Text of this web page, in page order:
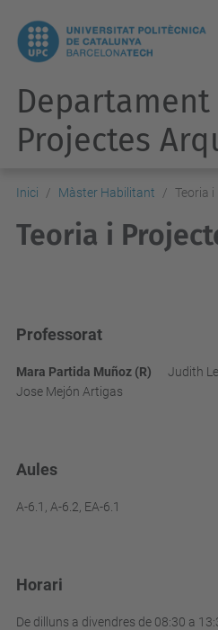
Departament
Projectes
Inici Màster Habilitant Teoria
Teoria i
Professorat
Mara Partida Muñoz (R)
Jose Mejón Artigas
Aules
A-6.1, A-6.2, EA-6.1
Horari
De dilluns a divendres de 08:30 a